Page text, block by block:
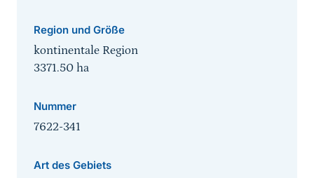
Region und Größe
kontinentale Region
3371.50 ha
Nummer
7622-341
Art des Gebiets